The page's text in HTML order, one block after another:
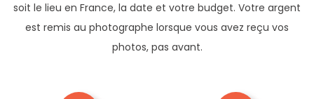
soit le lieu en France, la date et votre budget. Votre argent
est remis au photographe lorsque vous avez reçu vos
photos, pas avant.